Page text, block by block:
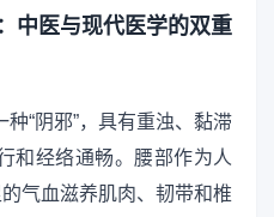
中医与现代医学的双重
“阴邪”，具有重浊、黏滞
和经络通畅。腰部作为人
气血滋养肌肉、韧带和椎